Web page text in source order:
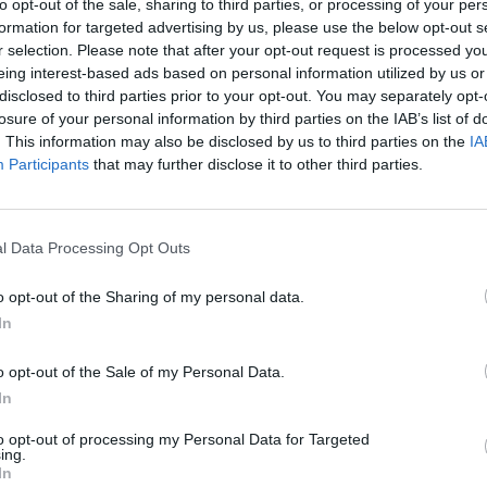
opt-out of the sale, sharing to third parties, or processing of your
for targeted advertising by us, please use the below opt-out
selection. Please note that after your opt-out request is processed
interest-based ads based on personal information utilized by us
to third parties prior to your opt-out. You may separately
of your personal information by third parties on the IAB’s list of
This information may also be disclosed by us to third parties on the
Participants that may further disclose it to other third parties.
Data Processing Opt Outs
opt-out of the Sharing of my personal data.
opt-out of the Sale of my Personal Data.
opt-out of processing my Personal Data for Targeted
du bas du ventre, en complément
LES PÂTES
ELLES VRAIMENT
DÉMENCE ?
On a tous déjà
VOICI UNE
personnes